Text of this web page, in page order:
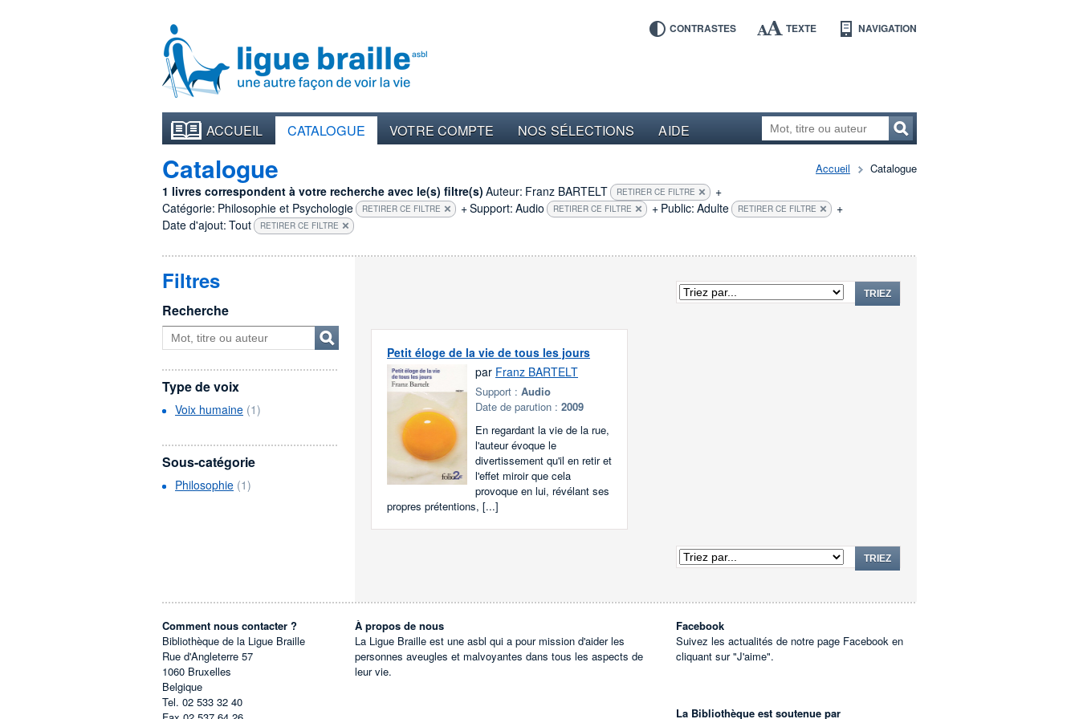
CONTRASTES TEXTE NAVIGATION
ACCUEIL CATALOGUE VOTRE COMPTE NOS SÉLECTIONS AIDE
Accueil Catalogue
Catalogue
1 livres correspondent à votre recherche avec le(s) filtre(s) Auteur: Franz BARTELT RETIRER CE FILTRE
+
Catégorie: Philosophie et Psychologie RETIRER CE FILTRE +Support: Audio RETIRER CE FILTRE + Public: Adulte RETIRER CE FILTRE
+
Date d'ajout: Tout RETIRER CE FILTRE
TRIEZ
Petit éloge de la vie de tous les jours
par Franz BARTELT
Support :Audio
Date de parution :2009
En regardant la vie de la rue,
l'auteur évoque le
divertissement qu'il en retir et
l'effet miroir que cela
provoque en lui, révélant ses
propres prétentions, [...]
TRIEZ
Filtres
Recherche
Type de voix
Voix humaine (1)
Sous-catégorie
Philosophie (1)
Comment nous contacter ?
Bibliothèque de la Ligue Braille
Rue d'Angleterre 57
1060 Bruxelles
Belgique
Tel. 02 533 32 40
À propos de nous
La Ligue Braille est une asbl qui a pour mission d'aider les
personnes aveugles et malvoyantes dans tous les aspects de
leur vie.
Facebook
Suivez les actualités de notre page Facebook en
cliquant sur "J'aime".
La Bibliothèque est soutenue par